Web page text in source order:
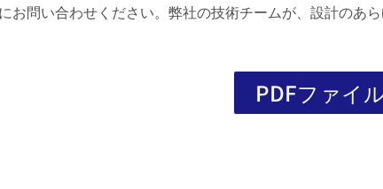
問い合わせください。弊社の技術チームが、設計のあ
PDFファイ